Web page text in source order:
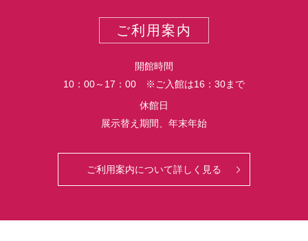
ご利用案内
開館時間
10：00～17：00 ※ご入館は16：30まで
休館日
展示替え期間、年末年始
ご利用案内について詳しく見る